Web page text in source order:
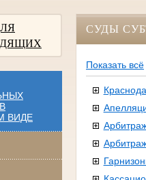
ВИДЕ
СУДЫ
Показать всё